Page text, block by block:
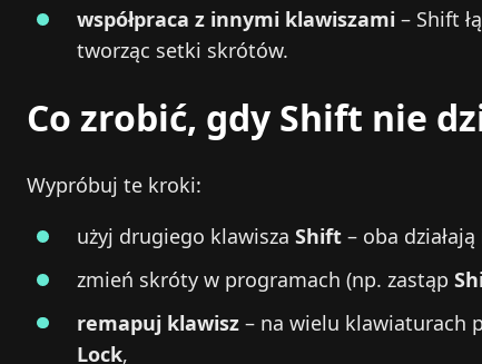
współpraca z innymi klawiszami – Shift
tworząc setki skrótów.
Co zrobić, gdy Shift nie
Wypróbuj te kroki:
użyj drugiego klawisza Shift – oba
zmień skróty w programach (np. zastąp
remapuj klawisz – na wielu klawiaturach
Lock,